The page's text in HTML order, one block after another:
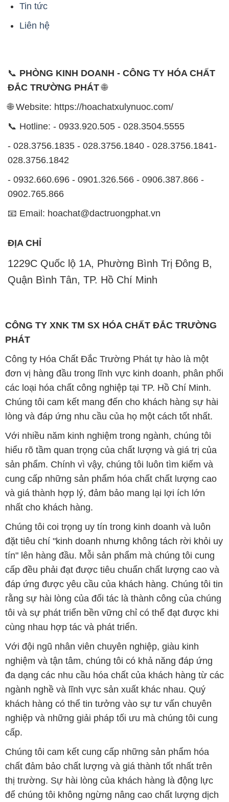
Tin tức
Liên hệ
📞 PHÒNG KINH DOANH - CÔNG TY HÓA CHẤT
ĐẮC TRƯỜNG PHÁT🌐
🌐 Website: https://hoachatxulynuoc.com/
📞 Hotline: - 0933.920.505 - 028.3504.5555
- 028.3756.1835 - 028.3756.1840 - 028.3756.1841-
028.3756.1842
- 0932.660.696 - 0901.326.566 - 0906.387.866 -
0902.765.866
📧 Email: hoachat@dactruongphat.vn
ĐỊA CHỈ
1229C Quốc lộ 1A, Phường Bình Trị Đông B,
Quận Bình Tân, TP. Hồ Chí Minh
CÔNG TY XNK TM SX HÓA CHẤT ĐẮC TRƯỜNG
PHÁT
Công ty Hóa Chất Đắc Trường Phát tự hào là một
đơn vị hàng đầu trong lĩnh vực kinh doanh, phân phối
các loại hóa chất công nghiệp tại TP. Hồ Chí Minh.
Chúng tôi cam kết mang đến cho khách hàng sự hài
lòng và đáp ứng nhu cầu của họ một cách tốt nhất.
Với nhiều năm kinh nghiệm trong ngành, chúng tôi
hiểu rõ tầm quan trọng của chất lượng và giá trị của
sản phẩm. Chính vì vậy, chúng tôi luôn tìm kiếm và
cung cấp những sản phẩm hóa chất chất lượng cao
và giá thành hợp lý, đảm bảo mang lại lợi ích lớn
nhất cho khách hàng.
Chúng tôi coi trọng uy tín trong kinh doanh và luôn
đặt tiêu chí "kinh doanh nhưng không tách rời khỏi uy
tín" lên hàng đầu. Mỗi sản phẩm mà chúng tôi cung
cấp đều phải đạt được tiêu chuẩn chất lượng cao và
đáp ứng được yêu cầu của khách hàng. Chúng tôi tin
rằng sự hài lòng của đối tác là thành công của chúng
tôi và sự phát triển bền vững chỉ có thể đạt được khi
cùng nhau hợp tác và phát triển.
Với đội ngũ nhân viên chuyên nghiệp, giàu kinh
nghiệm và tận tâm, chúng tôi có khả năng đáp ứng
đa dạng các nhu cầu hóa chất của khách hàng từ các
ngành nghề và lĩnh vực sản xuất khác nhau. Quý
khách hàng có thể tin tưởng vào sự tư vấn chuyên
nghiệp và những giải pháp tối ưu mà chúng tôi cung
cấp.
Chúng tôi cam kết cung cấp những sản phẩm hóa
chất đảm bảo chất lượng và giá thành tốt nhất trên
thị trường. Sự hài lòng của khách hàng là động lực
để chúng tôi không ngừng nâng cao chất lượng dịch